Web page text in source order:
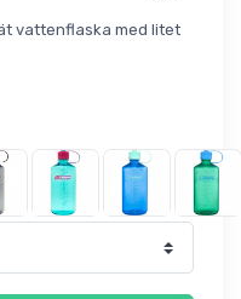
vattenflaska med litet